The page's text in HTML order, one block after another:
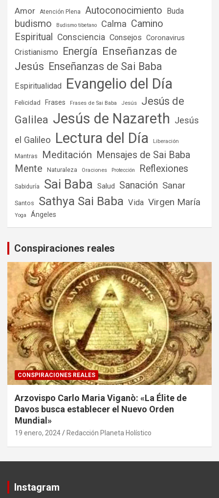
Amor Atención Plena Autoconocimiento Buda
budismo Budismo tibetano Calma Camino
Espiritual
Consciencia Consejos Coronavirus
Cristianismo Energía Enseñanzas de
Jesús Enseñanzas de Sai Baba
Espiritualidad Evangelio del Día
Felicidad Frases Frases de Sai Baba Jesús
Jesús de
Galilea Jesús de Nazareth Jesús
el Galileo Lectura del Día Liberación
Mantras Meditación Mensajes de Sai Baba
Mente
Naturaleza Oraciones Protección Reflexiones
Sabiduría Sai Baba Salud Sanación Sanar
Santos Sathya Sai Baba Vida Virgen María
Yoga Ángeles
Conspiraciones reales
CONSPIRACIONES REALES
Arzovispo Carlo Maria Viganò: «La Élite de
Davos busca establecer el Nuevo Orden
Mundial»
19 enero, 2024 Redacción Planeta Holístico
Instagram